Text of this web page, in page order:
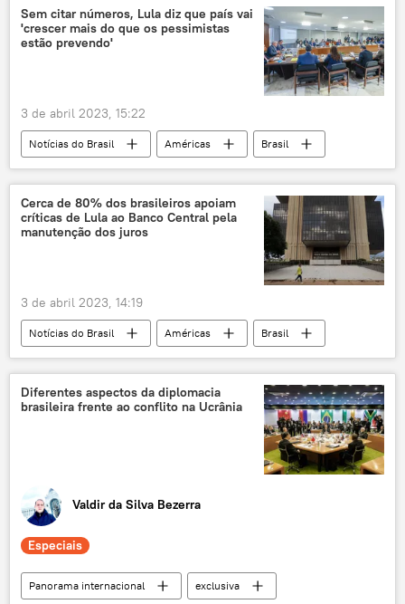
Sem citar números, Lula diz que país vai
'crescer mais do que os pessimistas
estão prevendo'
3 de abril 2023, 15:22
Notícias do Brasil Américas
Brasil
Economia
Luiz Inácio Lula da Silva
Produto Interno Bruto
Cerca de 80% dos brasileiros apoiam
críticas de Lula ao Banco Central pela
manutenção dos juros
3 de abril 2023, 14:19
Notícias do Brasil Américas
Brasil
Economia
Banco Central
taxa de juros
Copom
Luiz Inácio Lula da Silva
Datafolha
Diferentes aspectos da diplomacia
brasileira frente ao conflito na Ucrânia
Valdir da Silva Bezerra
Especiais
Panorama internacional
exclusiva